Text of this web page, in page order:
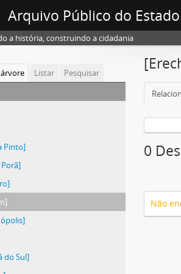
Arquivo Público do
a história, construindo a cidadania
Listar Pesquisar
Pinto]
do Sul]
0
Não